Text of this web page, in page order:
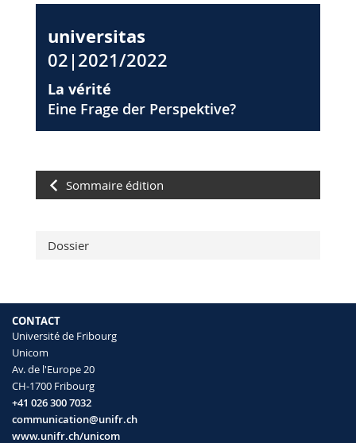
universitas
02|2021/2022
La vérité
Eine Frage der Perspektive?
Sommaire édition
Dossier
CONTACT
Université de Fribourg
Unicom
Av. de l'Europe 20
CH-1700 Fribourg
+41 026 300 7032
communication@unifr.ch
www.unifr.ch/unicom